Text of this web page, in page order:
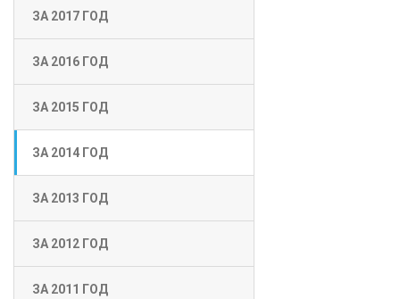
ЗА 2017 ГОД
ЗА 2016 ГОД
ЗА 2015 ГОД
ЗА 2014 ГОД
ЗА 2013 ГОД
ЗА 2012 ГОД
ЗА 2011 ГОД